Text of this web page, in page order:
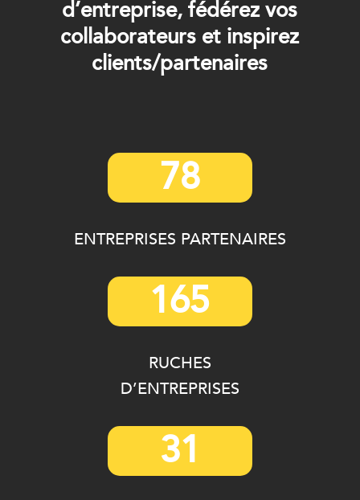
d’entreprise, fédérez vos
collaborateurs et inspirez
clients/partenaires
78
ENTREPRISES PARTENAIRES
165
RUCHES
D’ENTREPRISES
31